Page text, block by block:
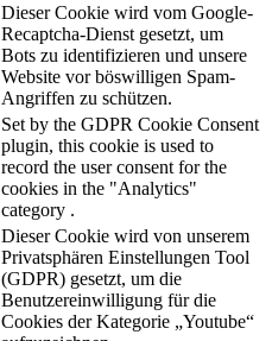
Dieser Cookie wird vom Google-
Recaptcha-Dienst gesetzt, um
Bots zu identifizieren und unsere
Website vor böswilligen Spam-
Angriffen zu schützen.
Set by the GDPR Cookie Consent
plugin, this cookie is used to
record the user consent for the
cookies in the "Analytics"
category .
Dieser Cookie wird von unserem
Privatsphären Einstellungen Tool
(GDPR) gesetzt, um die
Benutzereinwilligung für die
Cookies der Kategorie „Youtube“